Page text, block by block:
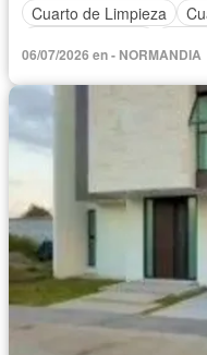
Cuarto de Limpieza
Recámara con closet
Vista panorámica
06/07/2026 en - NORMANDIA